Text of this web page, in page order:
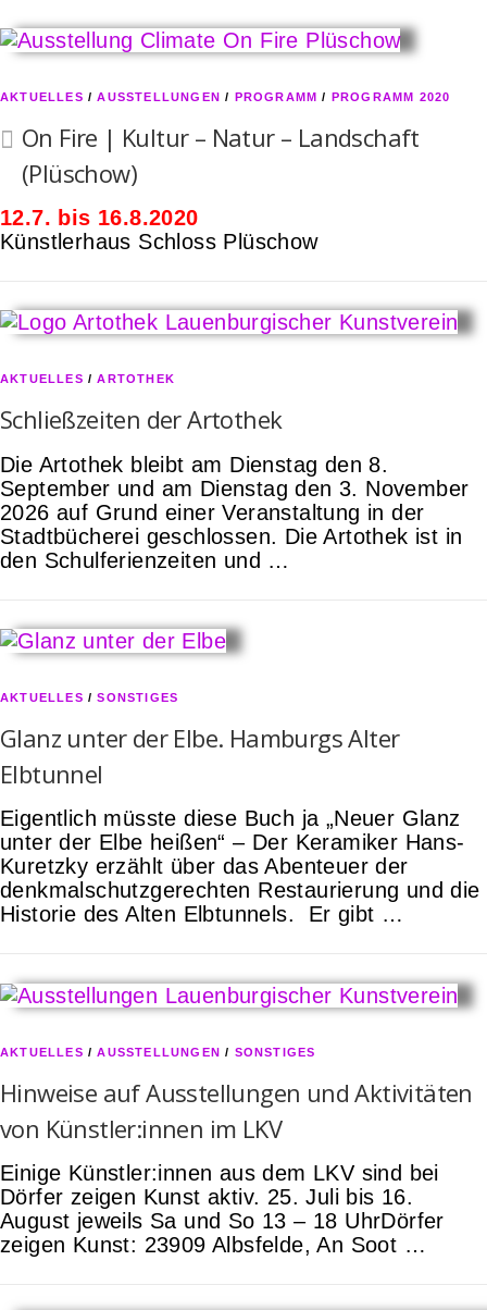
L
K
V
AKTUELLES /AUSSTELLUNGEN / PROGRAMM / PROGRAMM 2020
On Fire | Kultur – Natur – Landschaft
(Plüschow)
12.7. bis 16.8.2020
Künstlerhaus Schloss Plüschow
AKTUELLES /ARTOTHEK
Schließzeiten der Artothek
Die Artothek bleibt am Dienstag den 8.
September und am Dienstag den 3. November
2026 auf Grund einer Veranstaltung in der
Stadtbücherei geschlossen. Die Artothek ist in
den Schulferienzeiten und …
AKTUELLES /SONSTIGES
Glanz unter der Elbe. Hamburgs Alter
Elbtunnel
Eigentlich müsste diese Buch ja „Neuer Glanz
unter der Elbe heißen“ – Der Keramiker Hans-
Kuretzky erzählt über das Abenteuer der
denkmalschutzgerechten Restaurierung und die
Historie des Alten Elbtunnels. Er gibt …
AKTUELLES /AUSSTELLUNGEN / SONSTIGES
Hinweise auf Ausstellungen und Aktivitäten
von Künstler:innen im LKV
Einige Künstler:innen aus dem LKV sind bei
Dörfer zeigen Kunst aktiv. 25. Juli bis 16.
August jeweils Sa und So 13 – 18 UhrDörfer
zeigen Kunst: 23909 Albsfelde, An Soot …